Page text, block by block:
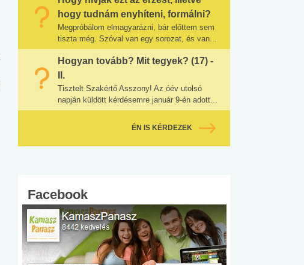
hogy tudnám enyhíteni, formálni?
Megpróbálom elmagyarázni, bár előttem sem
tiszta még. Szóval van egy sorozat, és van...
Hogyan tovább? Mit tegyek? (17) -
II.
Tisztelt Szakértő Asszony! Az óév utolsó
napján küldött kérdésemre január 9-én adott...
ÉN IS KÉRDEZEK
Facebook